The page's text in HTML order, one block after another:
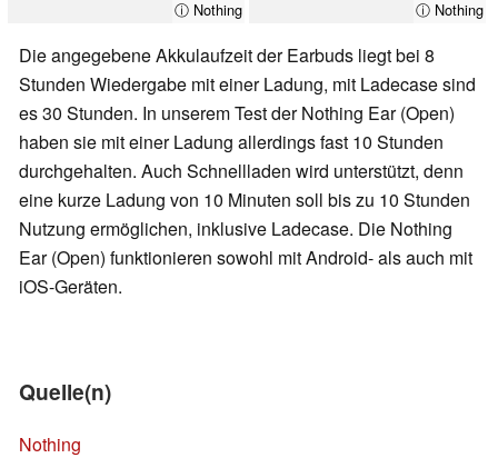
ⓘ Nothing ⓘ Nothing
Die angegebene Akkulaufzeit der Earbuds liegt bei 8
Stunden Wiedergabe mit einer Ladung, mit Ladecase sind
es 30 Stunden. In unserem Test der Nothing Ear (Open)
haben sie mit einer Ladung allerdings fast 10 Stunden
durchgehalten. Auch Schnellladen wird unterstützt, denn
eine kurze Ladung von 10 Minuten soll bis zu 10 Stunden
Nutzung ermöglichen, inklusive Ladecase. Die Nothing
Ear (Open) funktionieren sowohl mit Android- als auch mit
iOS-Geräten.
Quelle(n)
Nothing